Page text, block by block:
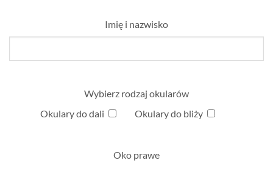
Imię i nazwisko
Wybierz rodzaj okularów
Okulary do dali
Okulary do bliży
Oko prawe